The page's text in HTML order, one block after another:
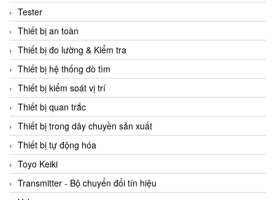
Tester
Thiết bị an toàn
Thiết bị đo lường & Kiểm tra
Thiết bị hệ thống dò tìm
Thiết bị kiểm soát vị trí
Thiết bị quan trắc
Thiết bị trong dây chuyền sản xuất
Thiết bị tự động hóa
Toyo Keiki
Transmitter - Bộ chuyển đổi tín hiệu